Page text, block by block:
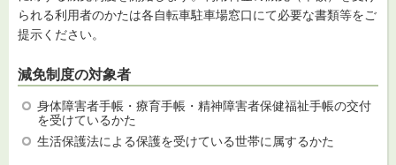
られる利用者のかたは各自転車駐車場窓口にて必要な書類等をご
提示ください。
減免制度の対象者
身体障害者手帳・療育手帳・精神障害者保健福祉手帳の交付
を受けているかた
生活保護法による保護を受けている世帯に属するかた